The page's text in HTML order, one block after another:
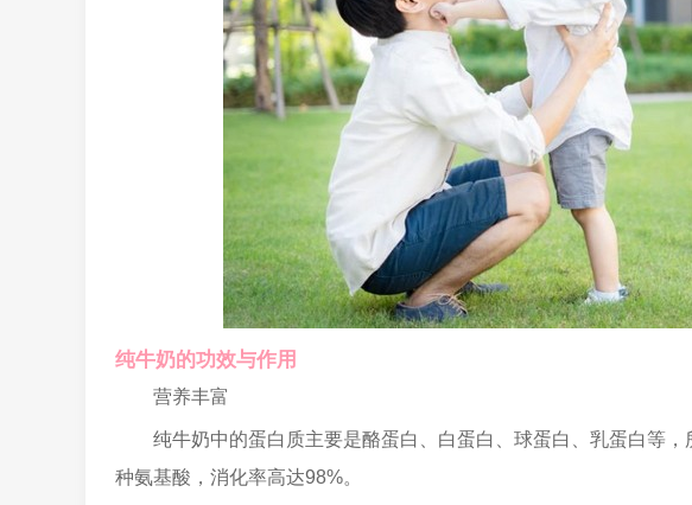
纯牛奶的功效与作用
营养丰富
纯牛奶中的蛋白质主要是酪蛋白、白蛋白、球蛋白、乳蛋白等
种氨基酸，消化率高达98%。